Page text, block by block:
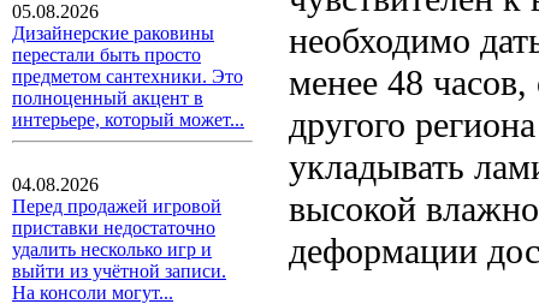
05.08.2026
Дизайнерские раковины
перестали быть просто
предметом сантехники. Это
полноценный акцент в
интерьере, который может...
04.08.2026
Перед продажей игровой
приставки недостаточно
удалить несколько игр и
выйти из учётной записи.
На консоли могут...
необходимо
менее 48
другого
укладывать
высокой
деформации